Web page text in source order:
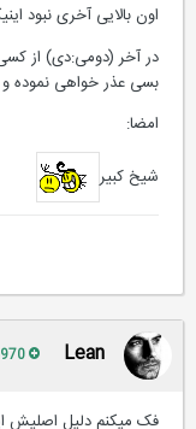
اون بالایی آخری نبود
در آخر (دومی:دی) از کسی
بسی عذر خواهی نموده و
امضا:
شیخ کبیر
Lean
فک میکنم دلیل اصلیش